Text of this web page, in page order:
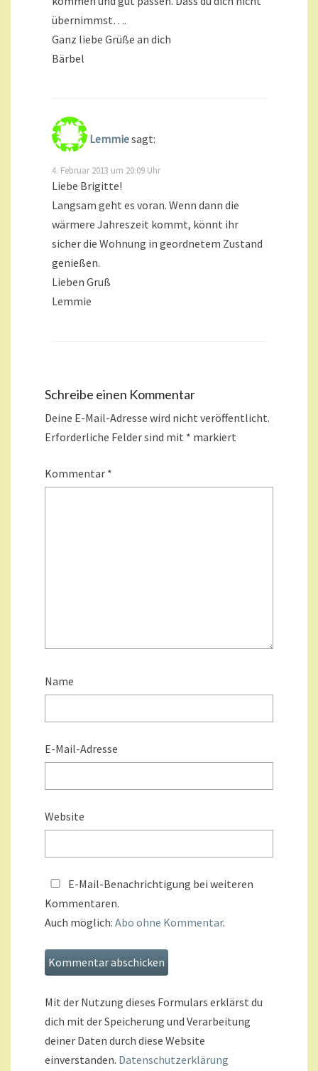
übernimmst….
Ganz liebe Grüße an dich
Bärbel
Lemmiesagt:
4. Februar 2013 um 20:09 Uhr
Liebe Brigitte!
Langsam geht es voran. Wenn dann die
wärmere Jahreszeit kommt, könnt ihr
sicher die Wohnung in geordnetem Zustand
genießen.
Lieben Gruß
Lemmie
Schreibe einen Kommentar
Deine E-Mail-Adresse wird nicht veröffentlicht.
Erforderliche Felder sind mit * markiert
Kommentar *
Name
E-Mail-Adresse
Website
E-Mail-Benachrichtigung bei weiteren
Kommentaren.
Auch möglich: Abo ohne Kommentar.
Mit der Nutzung dieses Formulars erklärst du
dich mit der Speicherung und Verarbeitung
deiner Daten durch diese Website
einverstanden. Datenschutzerklärung